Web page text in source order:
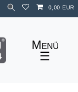
0,00 EUR
☰